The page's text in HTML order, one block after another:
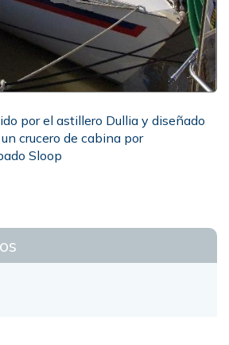
por el astillero Dullia y diseñado
crucero de cabina por
Sloop